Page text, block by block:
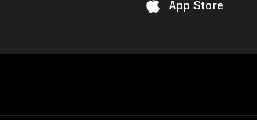
App Store